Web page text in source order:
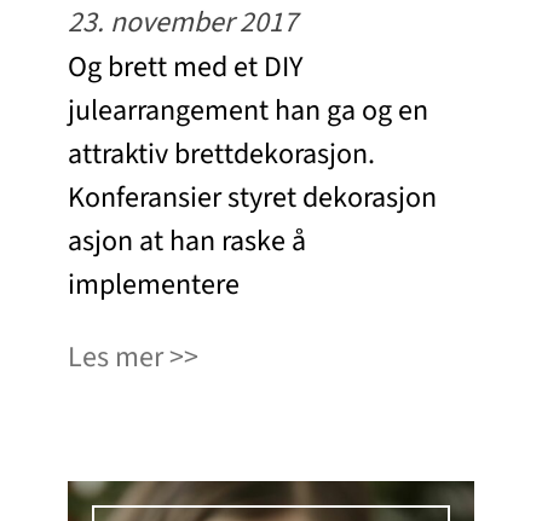
23. november 2017
Og brett med et DIY
julearrangement han ga og en
attraktiv brettdekorasjon.
Konferansier styret dekorasjon
asjon at han raske å
implementere
Les mer